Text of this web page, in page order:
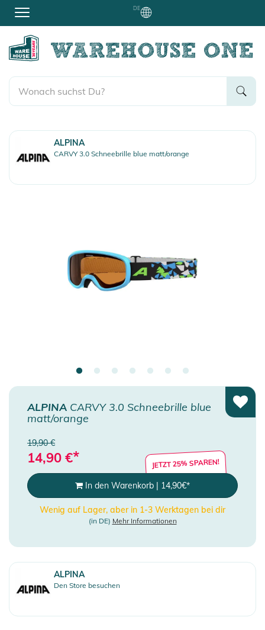
DE
ALPINA
CARVY 3.0 Schneebrille blue matt/orange
ALPINA CARVY 3.0 Schneebrille blue
matt/orange
19,90 €
14,90 €* JETZT 25% SPAREN!
In den Warenkorb | 14,90€*
Wenig auf Lager, aber in 1-3 Werktagen bei dir
(in DE) Mehr Informationen
ALPINA
Den Store besuchen